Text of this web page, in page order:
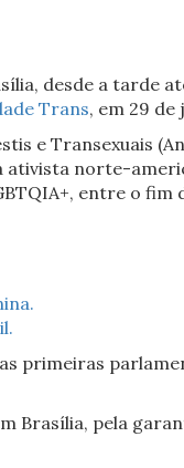
desde a tarde
Trans, em 29 de
e Transexuais
norte-
entre o fim
primeiras